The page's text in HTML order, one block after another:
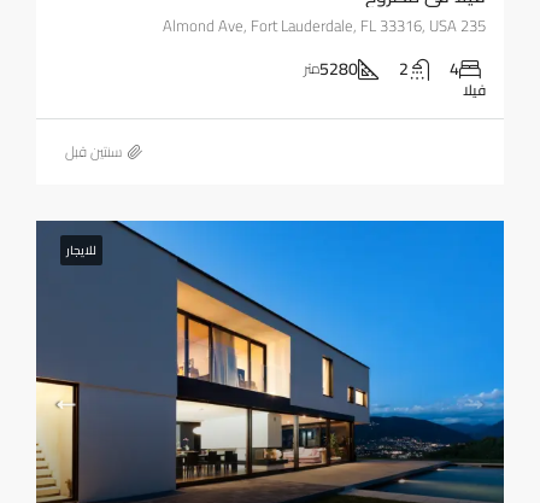
235 Almond Ave, Fort Lauderdale, FL 33316, USA
4
2
5280متر
فيلا
‏سنتين قبل
للايجار